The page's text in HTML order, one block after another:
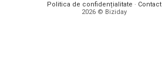
Politica de confidențialitate · Contact
2026 © Biziday